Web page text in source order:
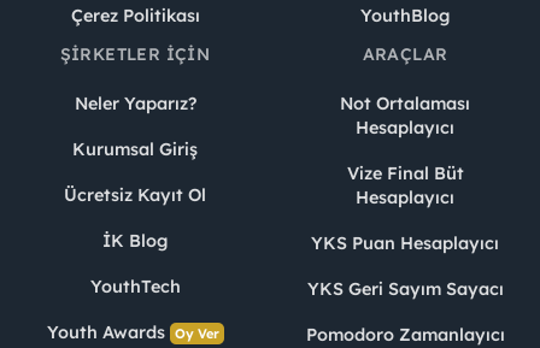
Çerez Politikası
YouthBlog
ŞIRKETLER İÇIN
Neler Yaparız?
Kurumsal Giriş
Ücretsiz Kayıt Ol
İK Blog
YouthTech
Youth Awards Oy Ver
ARAÇLAR
Not Ortalaması
Hesaplayıcı
Vize Final Büt
Hesaplayıcı
YKS Puan Hesaplayıcı
YKS Geri Sayım Sayacı
Pomodoro Zamanlayıcı